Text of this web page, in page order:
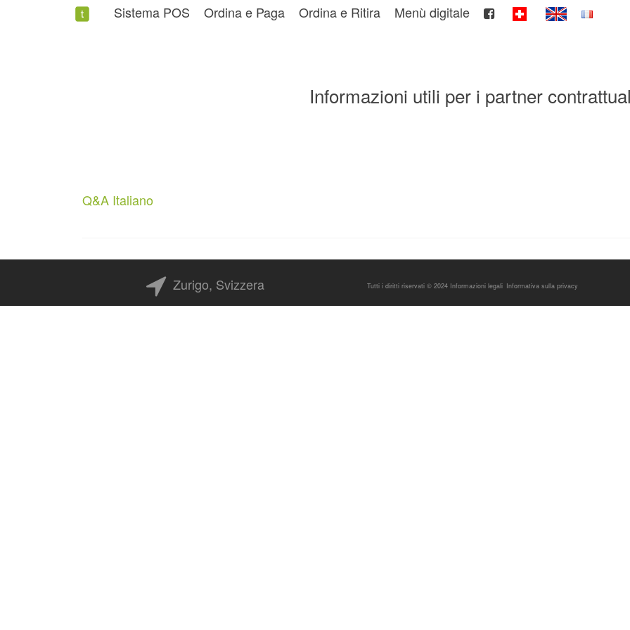
Sistema POS Ordina e Paga Ordina e Ritira Menù digitale
Informazioni utili per i partner
Q&A Italiano
Zurigo, Svizzera Tutti i diritti riservati © 2024 Informazioni legali Informativa sulla privacy